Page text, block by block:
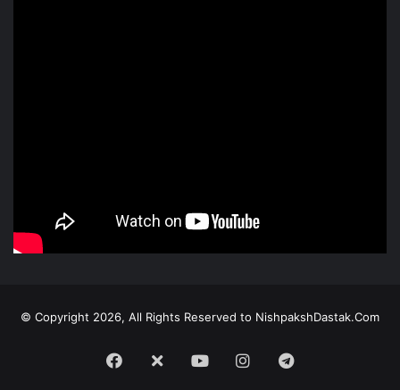
© Copyright 2026, All Rights Reserved to NishpakshDastak.Com
Facebook
X YoutubeInstagramTelegram